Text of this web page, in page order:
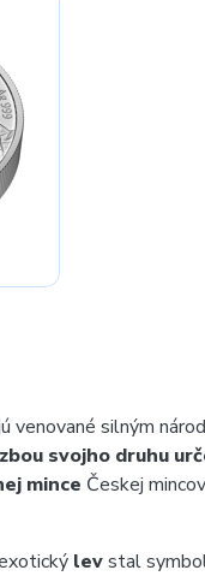
venované silným
svojho druhu
mince Českej
levstal